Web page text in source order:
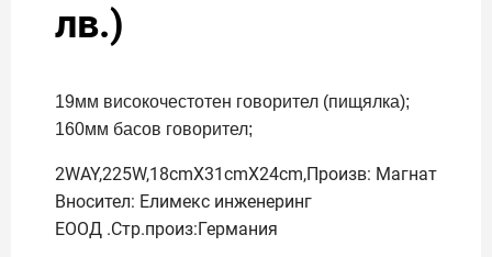
лв.)
19мм високочестотен говорител (пищялка);
160мм басов говорител;
2WAY,225W,18cmX31cmX24cm,Произв: Магнат
Вносител: Елимекс инженеринг
ЕООД .Стр.произ:Германия